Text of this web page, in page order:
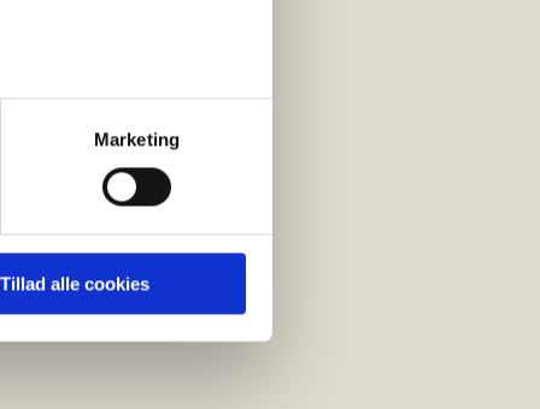
Marketing
Tillad alle cookies